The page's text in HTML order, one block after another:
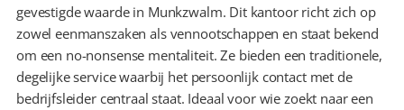
gevestigde waarde in Munkzwalm. Dit kantoor richt zich op
zowel eenmanszaken als vennootschappen en staat bekend
om een no-nonsense mentaliteit. Ze bieden een traditionele,
degelijke service waarbij het persoonlijk contact met de
bedrijfsleider centraal staat. Ideaal voor wie zoekt naar een